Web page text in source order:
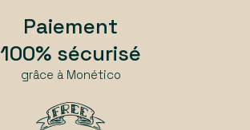
Paiement
100% sécurisé
grâce à Monético